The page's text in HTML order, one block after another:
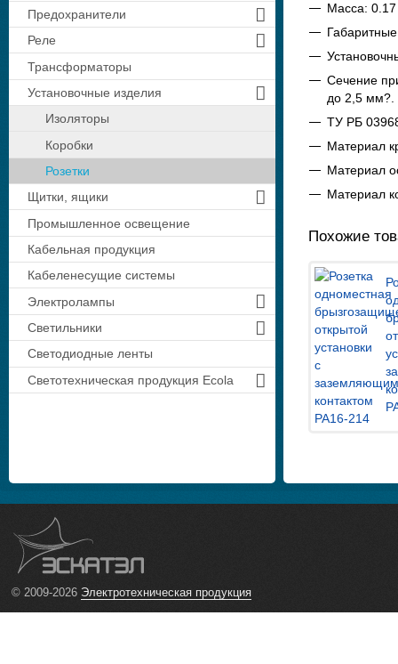
Масса: 0.17
Сечение
до 2,5 мм?.
ТУ РБ
Материал
Материал
Материал
Похожие
Предохранители
Реле
Трансформаторы
Установочные изделия
Изоляторы
Коробки
Розетки
Щитки, ящики
Промышленное освещение
Кабельная продукция
Кабеленесущие системы
Электролампы
Светильники
Светодиодные ленты
Светотехническая продукция Ecola
© 2009-2026 Электротехническая продукция